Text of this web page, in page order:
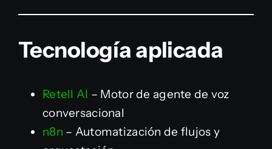
Tecnología aplicada
Retell AI – Motor de agente de voz
conversacional
n8n – Automatización de flujos y